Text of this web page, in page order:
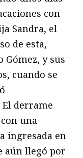
con
Sandra, el
de esta,
Gómez, y sus
cuando se
derrame
una
ingresada en
aún llegó por